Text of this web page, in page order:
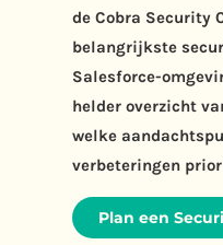
de Cobra Security
belangrijkste
Salesforce-
helder overzicht
welke
verbeteringen
Plan een